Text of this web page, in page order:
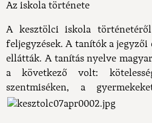
Az iskola története
A kesztölci iskola
feljegyzések. A tanítók a
ellátták. A tanítás nyelve
a következő volt:
szentmiséken, a